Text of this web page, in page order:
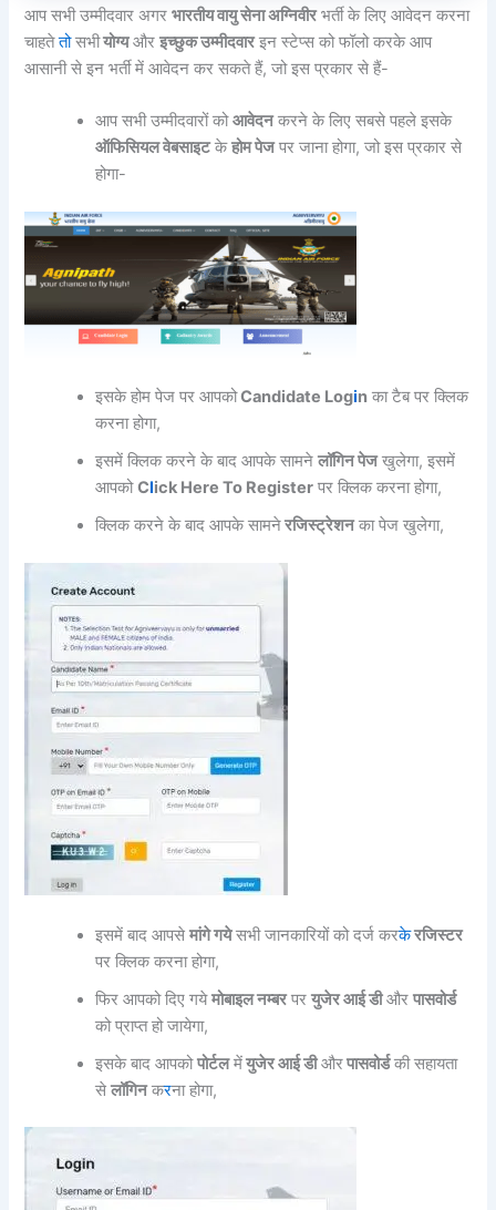
आप सभी उम्मीदवार अगरभारतीय वायु सेना अग्निवीरभर्ती के लिए आवेदन करना
चाहतेतोसभीयोग्यऔरइच्छुक उम्मीदवारइन स्टेप्स को फॉलो करके आप
आसानी से इन भर्ती में आवेदन कर सकते हैं, जो इस प्रकार से हैं-
आप सभी उम्मीदवारों कोआवेदनकरने के लिए सबसे पहले इसके
ऑफिसियल वेबसाइटकेहोम पेजपर जाना होगा, जो इस प्रकार से
होगा-
इसके होम पेज पर आपकोCandidate Login का टैब पर क्लिक
करना होगा,
इसमें क्लिक करने के बाद आपके सामनेलॉगिन पेजखुलेगा, इसमें
आपकोClick Here To Register पर क्लिक करना होगा,
क्लिक करने के बाद आपके सामनेरजिस्ट्रेशनका पेज खुलेगा,
इसमें बाद आपसेमांगे गयेसभी जानकारियों को दर्ज करकेरजिस्टर
पर क्लिक करना होगा,
फिर आपको दिए गयेमोबाइल नम्बरपरयुजेर आई डीऔरपासवोर्ड
को प्राप्त हो जायेगा,
इसके बाद आपकोपोर्टलमेंयुजेर आई डीऔरपासवोर्डकी सहायता
सेलॉगिनकरना होगा,